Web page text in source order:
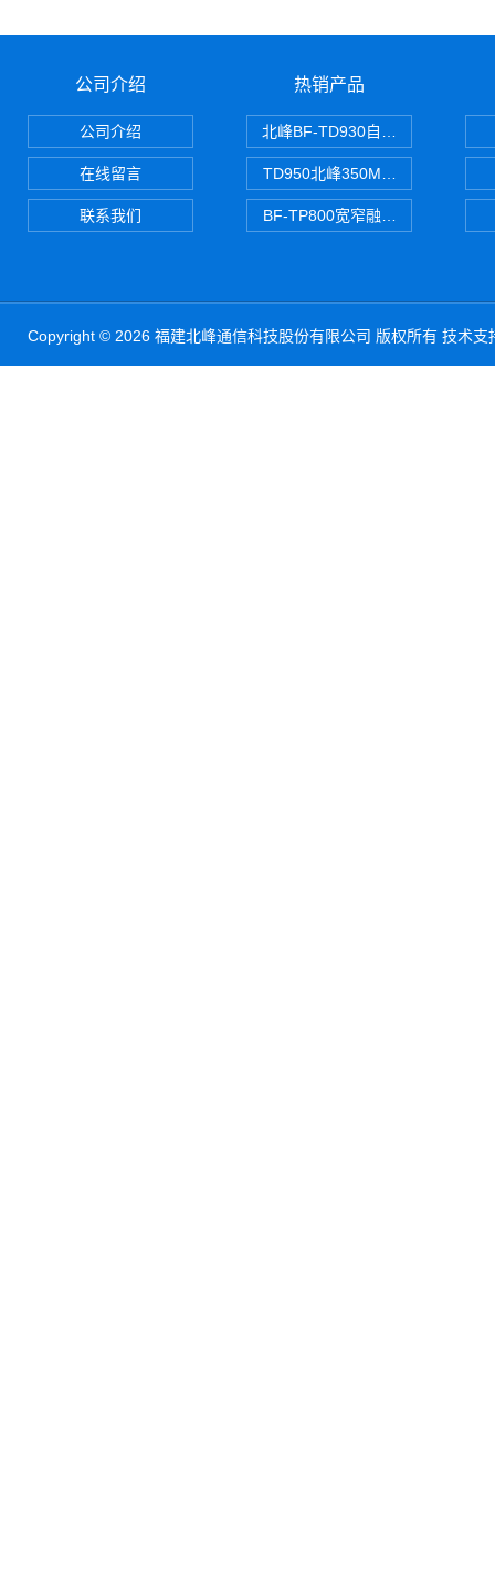
公司介绍
公司介绍
在线留言
联系我们
热销产品
北峰BF-TD930自组网对讲机
TD950北峰350M对讲机 PDT数
BF-TP800宽窄融合对讲机
Copyright © 2026 福建北峰通信科技股份有限公司 版权所有 技术支